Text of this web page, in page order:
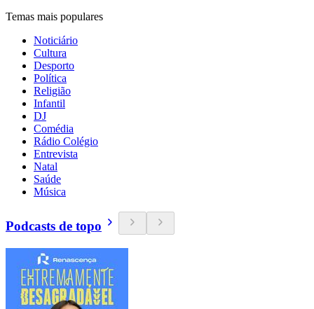
Temas mais populares
Noticiário
Cultura
Desporto
Política
Religião
Infantil
DJ
Comédia
Rádio Colégio
Entrevista
Natal
Saúde
Música
Podcasts de topo